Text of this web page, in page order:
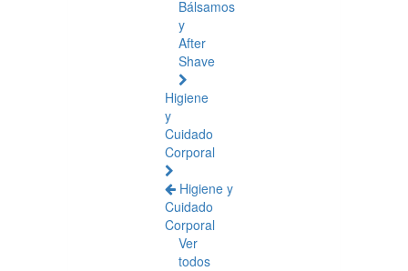
Bálsamos
y
After
Shave
Higiene
y
Cuidado
Corporal
Higiene y
Cuidado
Corporal
Ver
todos